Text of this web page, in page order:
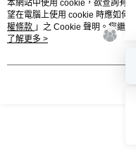
熱門標籤
本網站中使用 cookie，欲查詢有
望在電腦上使用 cookie 時應如何
權條款 」之 Cookie 聲明。您繼
用條款之 Cookie 聲明使用 cookie
了解更多 >